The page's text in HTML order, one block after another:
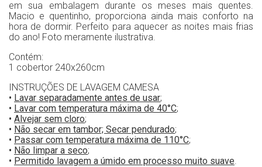
em sua embalagem durante os meses mais quentes.
Macio e quentinho, proporciona ainda mais conforto na
hora de dormir. Perfeito para aquecer as noites mais frias
do ano! Foto meramente ilustrativa.
Contém:
1 cobertor 240x260cm
INSTRUÇÕES DE LAVAGEM CAMESA
• Lavar separadamente antes de usar;
• Lavar com temperatura máxima de 40°C;
• Alvejar sem cloro;
• Não secar em tambor; Secar pendurado;
• Passar com temperatura máxima de 110°C;
• Não limpar a seco;
• Permitido lavagem a úmido em processo muito suave